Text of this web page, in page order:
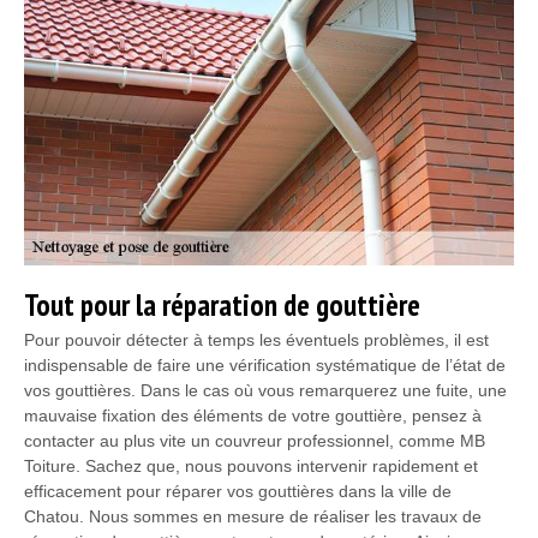
Tout pour la réparation de gouttière
Pour pouvoir détecter à temps les éventuels problèmes, il est
indispensable de faire une vérification systématique de l’état de
vos gouttières. Dans le cas où vous remarquerez une fuite, une
mauvaise fixation des éléments de votre gouttière, pensez à
contacter au plus vite un couvreur professionnel, comme MB
Toiture. Sachez que, nous pouvons intervenir rapidement et
efficacement pour réparer vos gouttières dans la ville de
Chatou. Nous sommes en mesure de réaliser les travaux de